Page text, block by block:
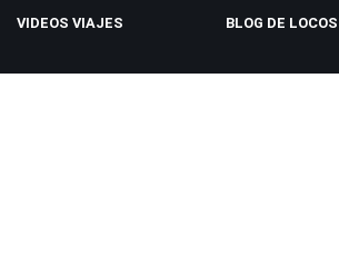
VIDEOS VIAJES BLOG DE LOCOS